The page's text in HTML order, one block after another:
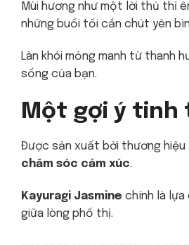
Mùi hương như một lời thủ thỉ
những buổi tối cần chút yên
Làn khói mỏng manh từ thanh
sống của bạn.
Một gợi ý tinh
Được sản xuất bởi thương hiệu
chăm sóc cảm xúc.
Kayuragi Jasmine chính là lựa
giữa lòng phố thị.